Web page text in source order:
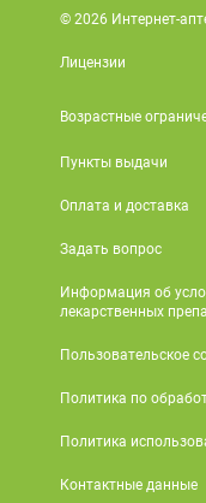
© 2026 Интернет-
Лицензии
Возрастные
Пункты выдачи
Оплата и доставка
Задать вопрос
Информация об
лекарственных
Пользовательское
Политика по
Политика
Контактные данные